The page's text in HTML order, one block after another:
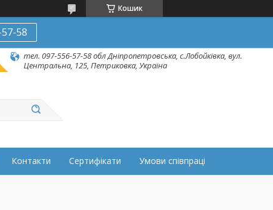
Кошик
58
тел. 097-556-57-58 обл Дніпропетровська, с.Лобойківка, вул.
Центральна, 125, Петриковка, Україна
Контакти Сертифікати Умови співпраці